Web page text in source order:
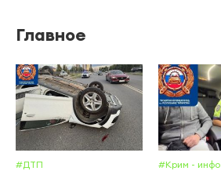
Главное
#ДТП #Крим - инфо